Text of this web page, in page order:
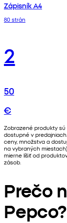
Zápisník A4
80 strán
2
50
€
Zobrazené produkty
dostupné v
ceny, množstva a
na vybraných
mierne líšiť od
zásob.
Prečo
Pepco?